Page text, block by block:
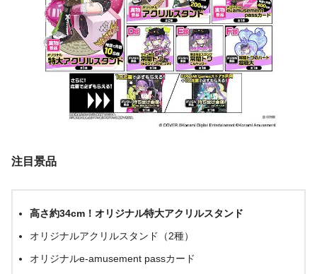
注目景品
高さ約34cm！オリジナル特大アクリルスタンド
オリジナルアクリルスタンド（2種）
オリジナルe-amusement passカード